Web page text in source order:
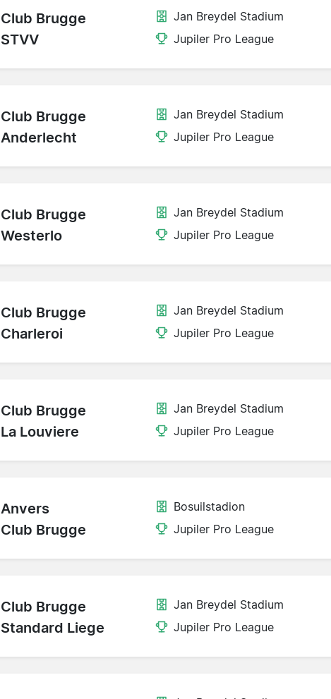
Club Brugge
STVV
Jan Breydel Stadium
Jupiler Pro League
Club Brugge
Anderlecht
Jan Breydel Stadium
Jupiler Pro League
Club Brugge
Westerlo
Jan Breydel Stadium
Jupiler Pro League
Club Brugge
Charleroi
Jan Breydel Stadium
Jupiler Pro League
Club Brugge
La Louviere
Jan Breydel Stadium
Jupiler Pro League
Anvers
Club Brugge
Bosuilstadion
Jupiler Pro League
Club Brugge
Standard Liege
Jan Breydel Stadium
Jupiler Pro League